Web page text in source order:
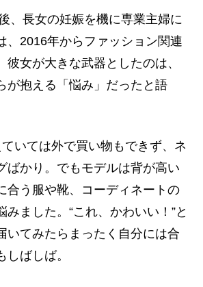
、長女の妊娠を機に専業主婦に
、2016年からファッション関連
彼女が大きな武器としたのは、
が抱える「悩み」だったと語
ていては外で買い物もできず、ネ
ばかり。でもモデルは背が高い
合う服や靴、コーディネートの
みました。“これ、かわいい！”と
いてみたらまったく自分には合
しばしば。